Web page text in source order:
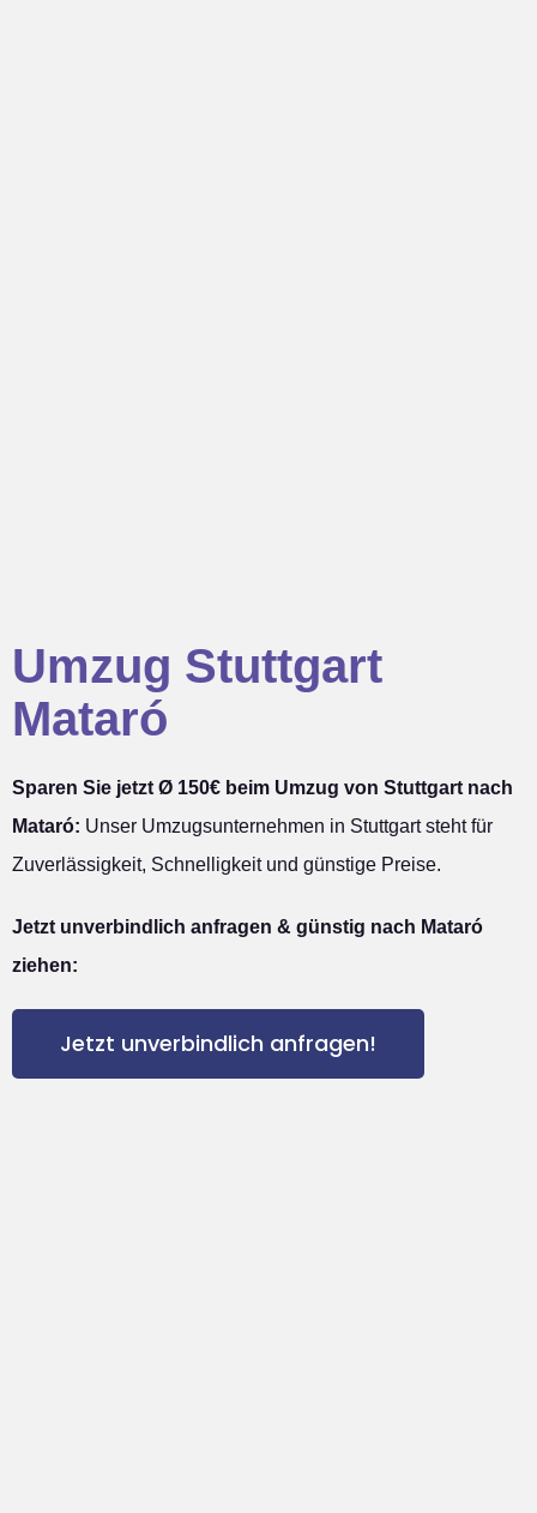
Umzug Stuttgart
Mataró
Sparen Sie jetzt Ø 150€ beim Umzug von Stuttgart nach
Mataró: Unser Umzugsunternehmen in Stuttgart steht für
Zuverlässigkeit, Schnelligkeit und günstige Preise.
Jetzt unverbindlich anfragen & günstig nach Mataró
ziehen:
Jetzt unverbindlich anfragen!